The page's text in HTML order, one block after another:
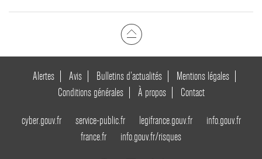
Alertes Avis Bulletins d’actualités
Mentions légales
Conditions générales
À propos Contact
cyber.gouv.fr service-public.fr legifrance.gouv.fr
info.gouv.fr
france.fr
info.gouv.fr/risques